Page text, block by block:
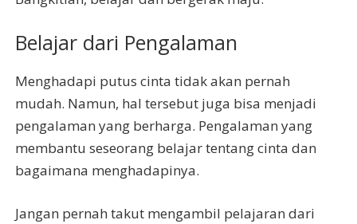
Belajar dari Pengalaman
Menghadapi putus cinta tidak akan pernah
mudah. Namun, hal tersebut juga bisa menjadi
pengalaman yang berharga. Pengalaman yang
membantu seseorang belajar tentang cinta dan
bagaimana menghadapinya.
Jangan pernah takut mengambil pelajaran dari